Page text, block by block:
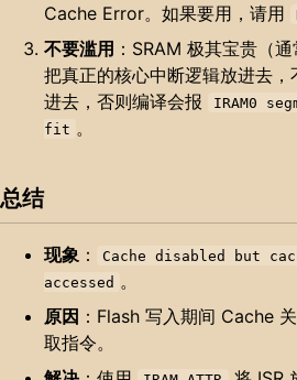
Cache Error。如果要用，请用
不要滥用 ：SRAM 极其宝贵（
把真正的核心中断逻辑放进去
进去，否则编译会报
IRAM0
fit 。
总结
现象 ：
Cache disabled but
accessed 。
原因 ：Flash 写入期间 Cache
取指令。